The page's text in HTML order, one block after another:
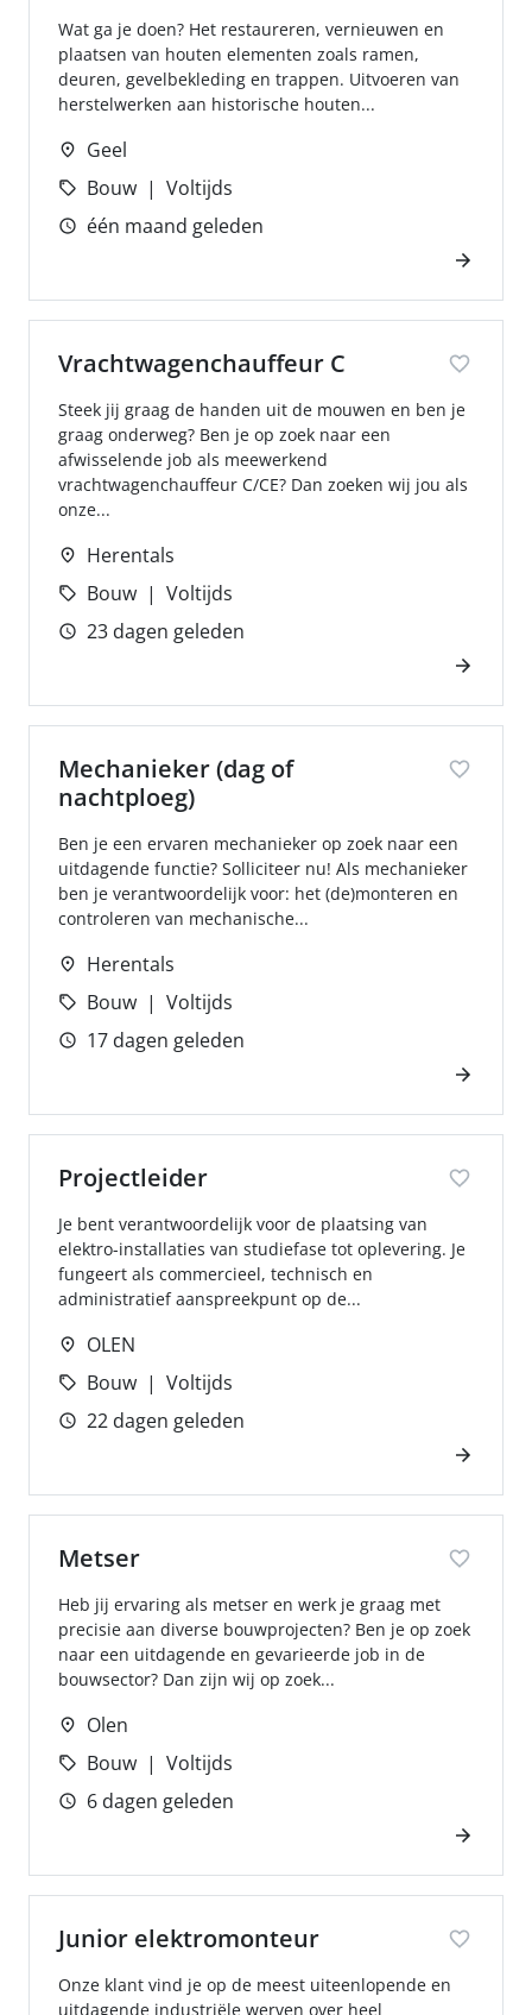
Wat ga je doen? Het restaureren, vernieuwen en
plaatsen van houten elementen zoals ramen,
deuren, gevelbekleding en trappen. Uitvoeren van
herstelwerken aan historische houten...
Geel
Bouw
Voltijds
één maand geleden
Vrachtwagenchauffeur C
Steek jij graag de handen uit de mouwen en ben je
graag onderweg? Ben je op zoek naar een
afwisselende job als meewerkend
vrachtwagenchauffeur C/CE? Dan zoeken wij jou als
onze...
Herentals
Bouw
Voltijds
23 dagen geleden
Mechanieker (dag of
nachtploeg)
Ben je een ervaren mechanieker op zoek naar een
uitdagende functie? Solliciteer nu! Als mechanieker
ben je verantwoordelijk voor: het (de)monteren en
controleren van mechanische...
Herentals
Bouw
Voltijds
17 dagen geleden
Projectleider
Je bent verantwoordelijk voor de plaatsing van
elektro-installaties van studiefase tot oplevering. Je
fungeert als commercieel, technisch en
administratief aanspreekpunt op de...
OLEN
Bouw
Voltijds
22 dagen geleden
Metser
Heb jij ervaring als metser en werk je graag met
precisie aan diverse bouwprojecten? Ben je op zoek
naar een uitdagende en gevarieerde job in de
bouwsector? Dan zijn wij op zoek...
Olen
Bouw
Voltijds
6 dagen geleden
Junior elektromonteur
Onze klant vind je op de meest uiteenlopende en
uitdagende industriële werven over heel